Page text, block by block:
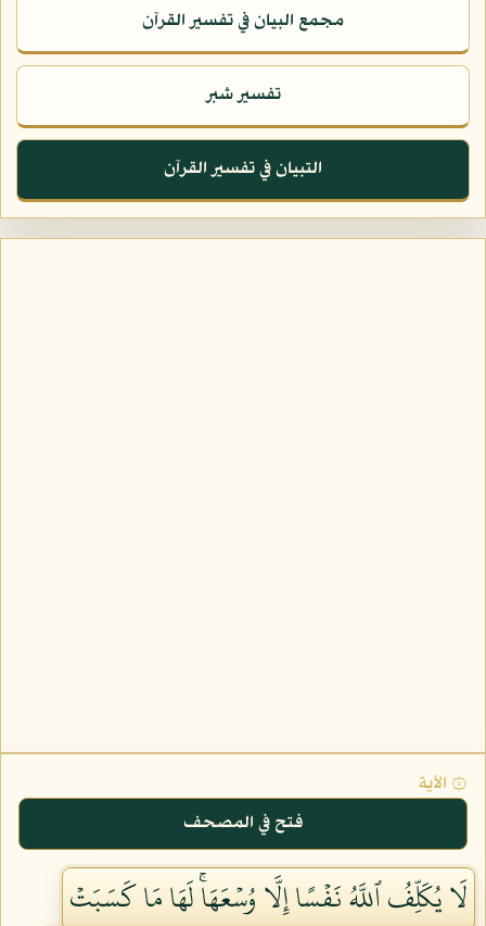
مجمع البيان في تفسير القرآن
تفسير شبر
التبيان في تفسير القرآن
۞ الآية
فتح في المصحف
لَا يُكَلِّفُ ٱللَّهُ نَفۡسًا إِلَّا وُسۡعَهَاۚ لَهَا مَا كَسَبَتۡ